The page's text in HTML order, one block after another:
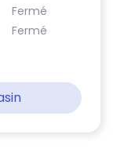
Fermé
Fermé